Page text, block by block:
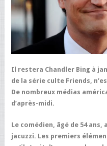
Il restera Chandler Bing à
de la série culte Friends,
De nombreux médias
d’après-midi.
Le comédien, âgé de 54
jacuzzi. Les premiers